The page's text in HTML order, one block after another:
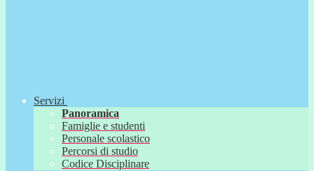
Servizi
Panoramica
Famiglie e studenti
Personale scolastico
Percorsi di studio
Codice Disciplinare